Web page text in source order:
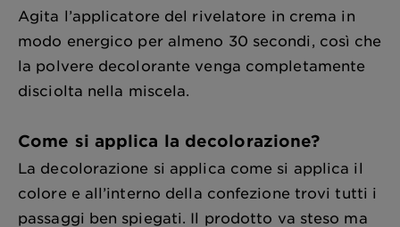
Agita l’applicatore del rivelatore in crema in
modo energico per almeno 30 secondi, così che
la polvere decolorante venga completamente
disciolta nella miscela.
Come si applica la decolorazione?
La decolorazione si applica come si applica il
colore e all’interno della confezione trovi tutti i
passaggi ben spiegati. Il prodotto va steso ma